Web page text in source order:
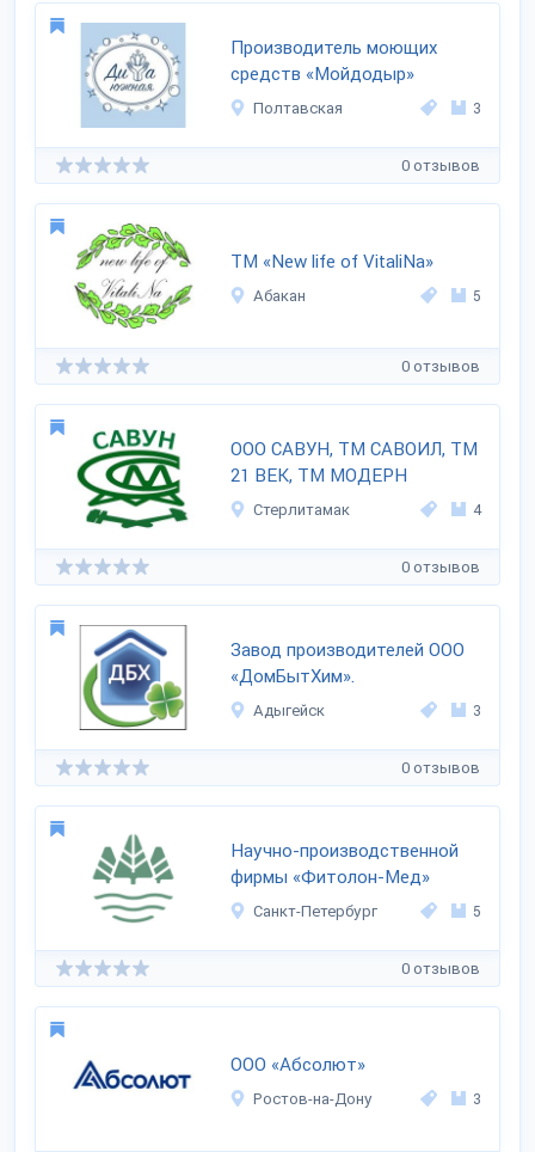
Производитель моющих
средств «Мойдодыр»
Полтавская 3
0 отзывов
ТМ «New life of VitaliNa»
Абакан 5
0 отзывов
ООО САВУН, ТМ САВОИЛ, ТМ
21 ВЕК, ТМ МОДЕРН
Стерлитамак 4
0 отзывов
Завод производителей ООО
«ДомБытХим».
Адыгейск 3
0 отзывов
Научно-производственной
фирмы «Фитолон-Мед»
Санкт-Петербург 5
0 отзывов
ООО «Абсолют»
Ростов-на-Дону 3